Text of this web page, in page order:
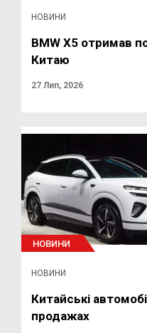
НОВИНИ
BMW X5 отримав
Китаю
27 Лип, 2026
НОВИНИ
НОВИНИ
Китайські
продажах